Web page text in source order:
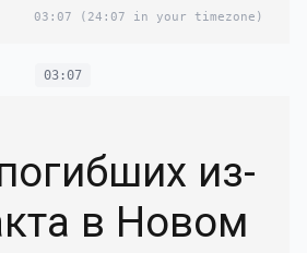
03:07 (24:07 in your timezone)
03:07
из-
в Новом